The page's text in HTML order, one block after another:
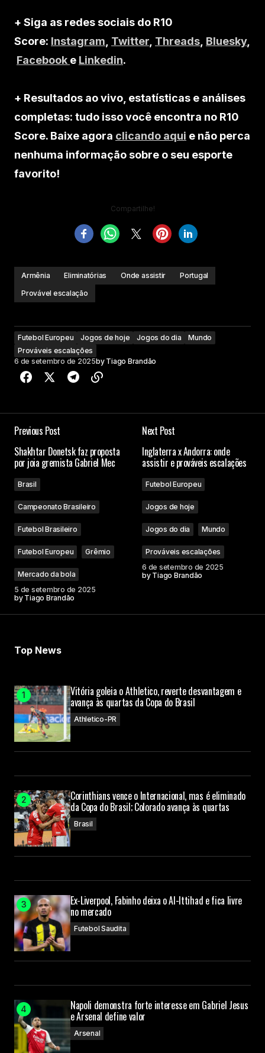
+ Siga as redes sociais do R10
Score: Instagram Twitter Threads Bluesky,
Facebook e Linkedin.
+ Resultados ao vivo, estatísticas e análises
completas: tudo isso você encontra no R10
Score. Baixe agora clicando aqui e não perca
nenhuma informação sobre o seu esporte
favorito!
Compartilhe!
Armênia Eliminatórias Onde assistir
Portugal
Provável escalação
Futebol Europeu Jogos de hoje Jogos do dia
Mundo
Prováveis escalações
6 de setembro de 2025by Tiago Brandão
Previous Post
Shakhtar Donetsk faz proposta
por joia gremista Gabriel Mec
Brasil
Campeonato Brasileiro
Futebol Brasileiro
Futebol Europeu Grêmio
Mercado da bola
5 de setembro de 2025
by Tiago Brandão
Next Post
Inglaterra x Andorra: onde
assistir e prováveis escalações
Futebol Europeu
Jogos de hoje
Jogos do dia Mundo
Prováveis escalações
6 de setembro de 2025
by Tiago Brandão
Top News
Vitória goleia o Athletico, reverte desvantagem e
avança às quartas da Copa do Brasil
Athletico-PR
Corinthians vence o Internacional, mas é eliminado
da Copa do Brasil; Colorado avança às quartas
Brasil
Ex-Liverpool, Fabinho deixa o Al-Ittihad e fica livre
no mercado
Futebol Saudita
Napoli demonstra forte interesse em Gabriel Jesus
e Arsenal define valor
Arsenal